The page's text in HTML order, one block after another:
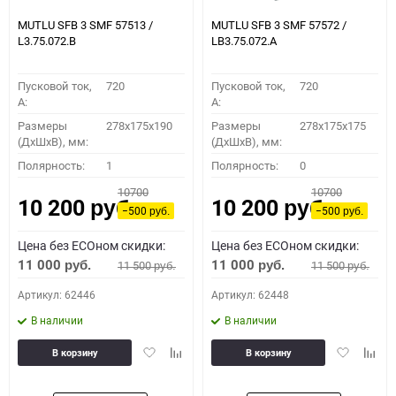
MUTLU SFB 3 SMF 57513 /
L3.75.072.B
Пусковой ток,
A:
720
Размеры
(ДхШхВ), мм:
278x175x190
Полярность: 1
10 200 руб.
10700
−500руб.
Цена без ECOном скидки:
11 000 руб. 11 500руб.
Артикул: 62446
В наличии
ДобавитьДобавить
В корзину
MUTLU SFB 3 SMF 57572 /
LB3.75.072.A
Пусковой ток,
A:
720
Размеры
(ДхШхВ), мм:
278x175x175
Полярность: 0
10 200 руб.
10700
−500руб.
Цена без ECOном скидки:
11 000 руб. 11 500руб.
Артикул: 62448
В наличии
Добавить
В корзину